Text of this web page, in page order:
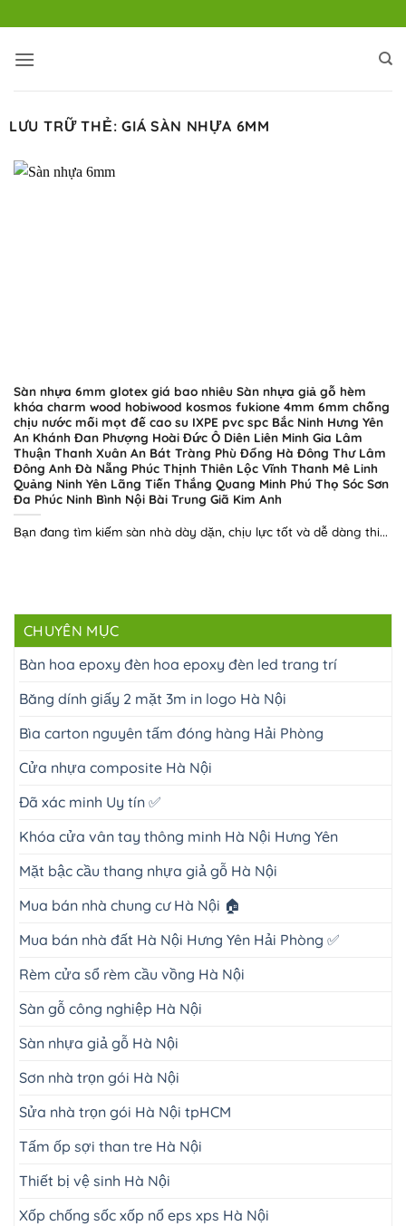
qua
nội
LƯU TRỮ THẺ:GIÁ SÀN NHỰA 6MM
Sàn nhựa 6mm glotex giá bao nhiêu Sàn nhựa giả gỗ hèm
khóa charm wood hobiwood kosmos fukione 4mm 6mm chống
chịu nước mối mọt đế cao su IXPE pvc spc Bắc Ninh Hưng Yên
An Khánh Đan Phượng Hoài Đức Ô Diên Liên Minh Gia Lâm
Thuận Thanh Xuân An Bát Tràng Phù Đổng Hà Đông Thư Lâm
Đông Anh Đà Nẵng Phúc Thịnh Thiên Lộc Vĩnh Thanh Mê Linh
Quảng Ninh Yên Lãng Tiến Thắng Quang Minh Phú Thọ Sóc Sơn
Đa Phúc Ninh Bình Nội Bài Trung Giã Kim Anh
Bạn đang tìm kiếm sàn nhà dày dặn, chịu lực tốt và dễ dàng thi...
CHUYÊN MỤC
Bàn hoa epoxy đèn hoa epoxy đèn led trang trí
Băng dính giấy 2 mặt 3m in logo Hà Nội
Bìa carton nguyên tấm đóng hàng Hải Phòng
Cửa nhựa composite Hà Nội
Đã xác minh Uy tín ✅
Khóa cửa vân tay thông minh Hà Nội Hưng Yên
Mặt bậc cầu thang nhựa giả gỗ Hà Nội
Mua bán nhà chung cư Hà Nội 🏠
Mua bán nhà đất Hà Nội Hưng Yên Hải Phòng ✅
Rèm cửa sổ rèm cầu vồng Hà Nội
Sàn gỗ công nghiệp Hà Nội
Sàn nhựa giả gỗ Hà Nội
Sơn nhà trọn gói Hà Nội
Sửa nhà trọn gói Hà Nội tpHCM
Tấm ốp sợi than tre Hà Nội
Thiết bị vệ sinh Hà Nội
Xốp chống sốc xốp nổ eps xps Hà Nội